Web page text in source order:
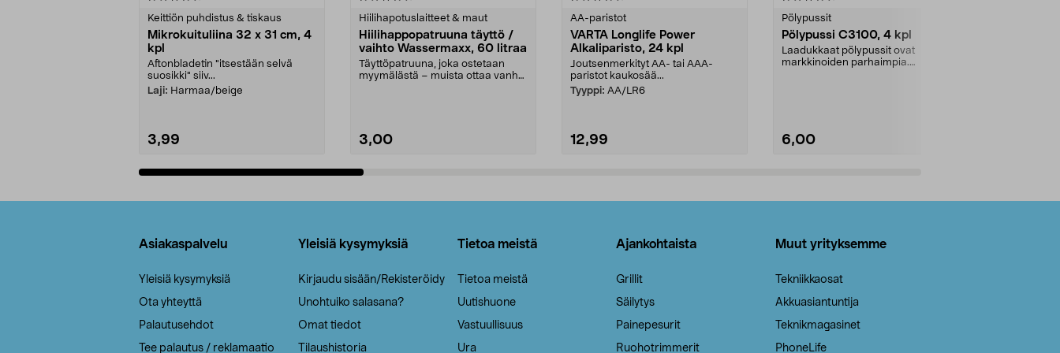
Keittiön puhdistus & tiskaus
Mikrokuituliina 32 x 31 cm, 4
kpl
Aftonbladetin "itsestään selvä
suosikki" siiv...
Laji: Harmaa/beige
3,99
Hiilihapotuslaitteet & maut
Hiilihappopatruuna täyttö /
vaihto Wassermaxx, 60 litraa
Täyttöpatruuna, joka ostetaan
myymälästä – muista ottaa vanha
3,00
AA-paristot
VARTA Longlife Power
Alkaliparisto, 24 kpl
Joutsenmerkityt AA- tai AAA-
paristot kaukosää...
Tyyppi: AA/LR6
12,99
Pölypussit
Pölypussi C3100, 4 kpl
Laadukkaat pölypussit ovat
markkinoiden parhaimpia.
6,00
Asiakaspalvelu
Yleisiä kysymyksiä
Ota yhteyttä
Palautusehdot
Tee palautus / reklamaatio
Yleisiä kysymyksiä
Kirjaudu sisään/Rekisteröidy
Unohtuiko salasana?
Omat tiedot
Tilaushistoria
Tietoa meistä
Tietoa meistä
Uutishuone
Vastuullisuus
Ura
Ajankohtaista
Grillit
Säilytys
Painepesurit
Ruohotrimmerit
Muut yrityksemme
Tekniikkaosat
Akkuasiantuntija
Teknikmagasinet
PhoneLife